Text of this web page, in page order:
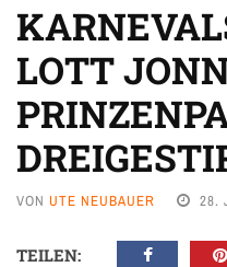
LOTT
VON UTE NEUBAUER 28.
TEILEN: